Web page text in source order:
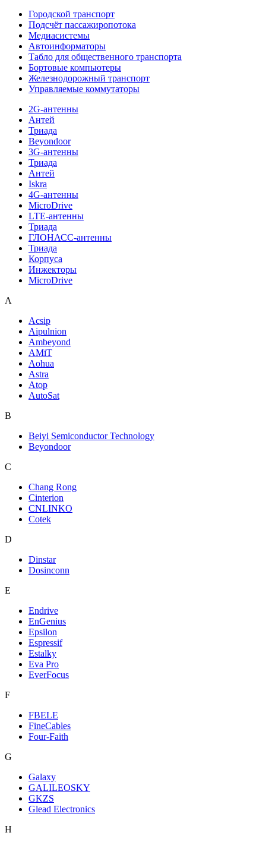
Городской транспорт
Подсчёт пассажиропотока
Медиасистемы
Автоинформаторы
Табло для общественного транспорта
Бортовые компьютеры
Железнодорожный транспорт
Управляемые коммутаторы
2G-антенны
Антей
Триада
Beyondoor
3G-антенны
Триада
Антей
Iskra
4G-антенны
MicroDrive
LTE-антенны
Триада
ГЛОНАСС-антенны
Триада
Корпуса
Инжекторы
MicroDrive
A
Acsip
Aipulnion
Ambeyond
AMiT
Aohua
Astra
Atop
AutoSat
B
Beiyi Semiconductor Technology
Beyondoor
C
Chang Rong
Cinterion
CNLINKO
Cotek
D
Dinstar
Dosinconn
E
Endrive
EnGenius
Epsilon
Espressif
Estalky
Eva Pro
EverFocus
F
FBELE
FineCables
Four-Faith
G
Galaxy
GALILEOSKY
GKZS
Glead Electronics
H